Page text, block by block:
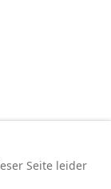
Seite leider